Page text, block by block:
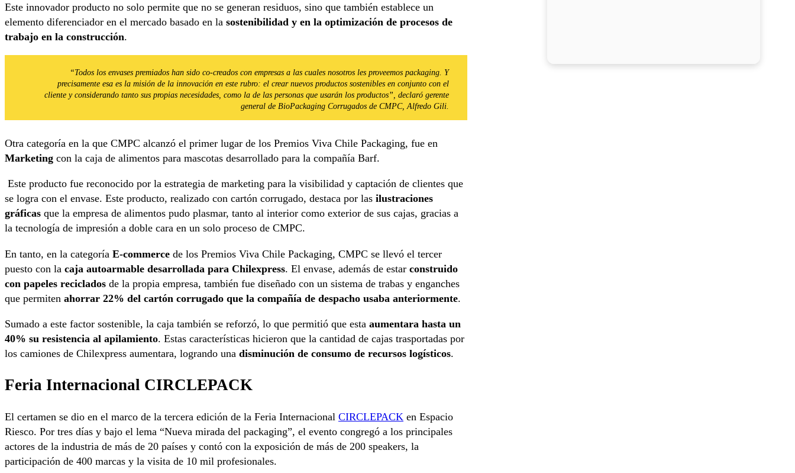
Este innovador producto no solo permite que no se generan residuos, sino que también establece un
elemento diferenciador en el mercado basado en la sostenibilidad y en la optimización de procesos de
trabajo en la construcción.
“Todos los envases premiados han sido co-creados con empresas a las cuales nosotros les proveemos packaging. Y
precisamente esa es la misión de la innovación en este rubro: el crear nuevos productos sostenibles en conjunto con el
cliente y considerando tanto sus propias necesidades, como la de las personas que usarán los productos”, declaró gerente
general de BioPackaging Corrugados de CMPC, Alfredo Gili.
Otra categoría en la que CMPC alcanzó el primer lugar de los Premios Viva Chile Packaging, fue en
Marketing con la caja de alimentos para mascotas desarrollado para la compañía Barf.
Este producto fue reconocido por la estrategia de marketing para la visibilidad y captación de clientes que
se logra con el envase. Este producto, realizado con cartón corrugado, destaca por las ilustraciones
gráficas que la empresa de alimentos pudo plasmar, tanto al interior como exterior de sus cajas, gracias a
la tecnología de impresión a doble cara en un solo proceso de CMPC.
En tanto, en la categoría E-commerce de los Premios Viva Chile Packaging, CMPC se llevó el tercer
puesto con la caja autoarmable desarrollada para Chilexpress. El envase, además de estar construido
con papeles reciclados de la propia empresa, también fue diseñado con un sistema de trabas y enganches
que permiten ahorrar 22% del cartón corrugado que la compañía de despacho usaba anteriormente.
Sumado a este factor sostenible, la caja también se reforzó, lo que permitió que esta aumentara hasta un
40% su resistencia al apilamiento. Estas características hicieron que la cantidad de cajas trasportadas por
los camiones de Chilexpress aumentara, logrando una disminución de consumo de recursos logísticos.
Feria Internacional CIRCLEPACK
El certamen se dio en el marco de la tercera edición de la Feria Internacional CIRCLEPACK en Espacio
Riesco. Por tres días y bajo el lema “Nueva mirada del packaging”, el evento congregó a los principales
actores de la industria de más de 20 países y contó con la exposición de más de 200 speakers, la
participación de 400 marcas y la visita de 10 mil profesionales.